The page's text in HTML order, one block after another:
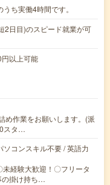
ち実働4時間です。
2日目)のスピード就業が可
以上可能
め作業をお願いします。(派
スタ…
ソコンスキル不要 / 英語力
未経験大歓迎！〇フリータ
掛け持ち…